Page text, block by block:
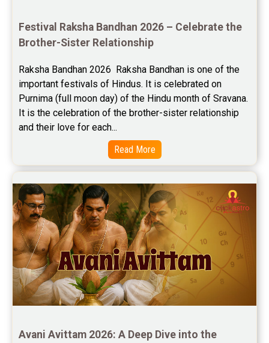
Saturn Transit Predictions Reviews
Yoga Predictions Reviews
Rahu Ketu Transit Predictions Reviews
Jupiter Transit Predictions Reviews
Free Horoscope Reviews
Free Horoscope Compatibility Reviews
Free Career Horoscope Reviews
Stock Market Predictions Reviews
Free Wealth Horoscope Reviews
Free Marriage Horoscope Reviews
Free Star Horoscope Reviews
Baby Names Reviews
Festival Raksha Bandhan 2026 – Celebrate the
Brother-Sister Relationship
Raksha Bandhan 2026  Raksha Bandhan is one of the
important festivals of Hindus. It is celebrated on
Purnima (full moon day) of the Hindu month of Sravana.
It is the celebration of the brother-sister relationship
and their love for each...
Read More
Avani Avittam 2026: A Deep Dive into the